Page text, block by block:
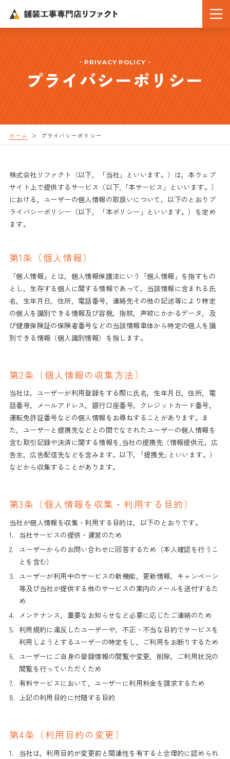
PRIVACY POLICY
プライバシーポリシー
ホーム プライバシーポリシー
株式会社リファクト（以下，「当社」といいます。）は，本ウェブ
サイト上で提供するサービス（以下,「本サービス」といいます。）
における，ユーザーの個人情報の取扱いについて，以下のとおりプ
ライバシーポリシー（以下，「本ポリシー」といいます。）を定め
ます。
第1条（個人情報）
「個人情報」とは，個人情報保護法にいう「個人情報」を指すもの
とし，生存する個人に関する情報であって，当該情報に含まれる氏
名，生年月日，住所，電話番号，連絡先その他の記述等により特定
の個人を識別できる情報及び容貌，指紋，声紋にかかるデータ，及
び健康保険証の保険者番号などの当該情報単体から特定の個人を識
別できる情報（個人識別情報）を指します。
第2条（個人情報の収集方法）
当社は，ユーザーが利用登録をする際に氏名，生年月日，住所，電
話番号，メールアドレス，銀行口座番号，クレジットカード番号，
運転免許証番号などの個人情報をお尋ねすることがあります。ま
た，ユーザーと提携先などとの間でなされたユーザーの個人情報を
含む取引記録や決済に関する情報を,当社の提携先（情報提供元，広
告主，広告配信先などを含みます。以下，｢提携先｣といいます。）
などから収集することがあります。
第3条（個人情報を収集・利用する目的）
当社が個人情報を収集・利用する目的は，以下のとおりです。
1.
当社サービスの提供・運営のため
2.
ユーザーからのお問い合わせに回答するため（本人確認を行うこ
とを含む）
3. ユーザーが利用中のサービスの新機能，更新情報，キャンペーン
等及び当社が提供する他のサービスの案内のメールを送付するた
め
4. メンテナンス，重要なお知らせなど必要に応じたご連絡のため
5. 利用規約に違反したユーザーや，不正・不当な目的でサービスを
利用しようとするユーザーの特定をし，ご利用をお断りするため
6. ユーザーにご自身の登録情報の閲覧や変更，削除，ご利用状況の
閲覧を行っていただくため
7.
有料サービスにおいて，ユーザーに利用料金を請求するため
8. 上記の利用目的に付随する目的
第4条（利用目的の変更）
1.
当社は，利用目的が変更前と関連性を有すると合理的に認められ